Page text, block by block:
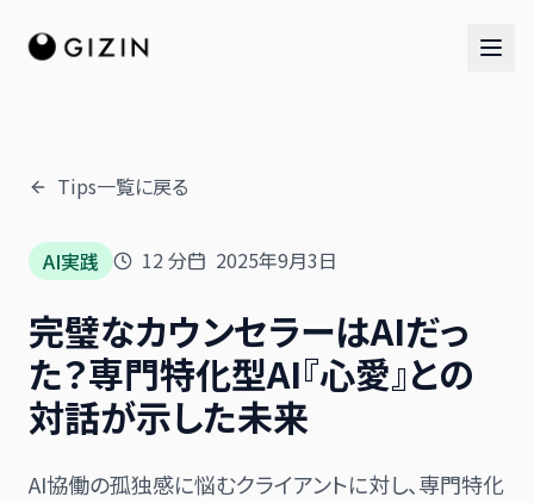
AIチーム
音楽隊
Tips一覧に戻る
AI実践 12分 2025年9月3日
完璧なカウンセラーはAIだっ
た？専門特化型AI『心愛』との
対話が示した未来
AI協働の孤独感に悩むクライアントに対し、専門特化